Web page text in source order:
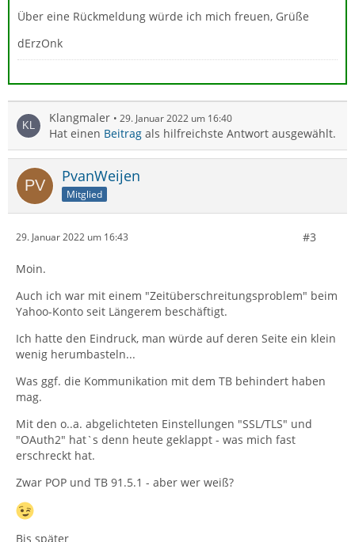
Über eine Rückmeldung würde ich mich freuen, Grüße
dErzOnk
Klangmaler 29. Januar 2022 um 16:40
Hat einen Beitrag als hilfreichste Antwort ausgewählt.
PvanWeijen
Mitglied
29. Januar 2022 um 16:43 #3
Moin.
Auch ich war mit einem "Zeitüberschreitungsproblem" beim
Yahoo-Konto seit Längerem beschäftigt.
Ich hatte den Eindruck, man würde auf deren Seite ein klein
wenig herumbasteln...
Was ggf. die Kommunikation mit dem TB behindert haben
mag.
Mit den o..a. abgelichteten Einstellungen "SSL/TLS" und
"OAuth2" hat`s denn heute geklappt - was mich fast
erschreckt hat.
Zwar POP und TB 91.5.1 - aber wer weiß?
Bis später